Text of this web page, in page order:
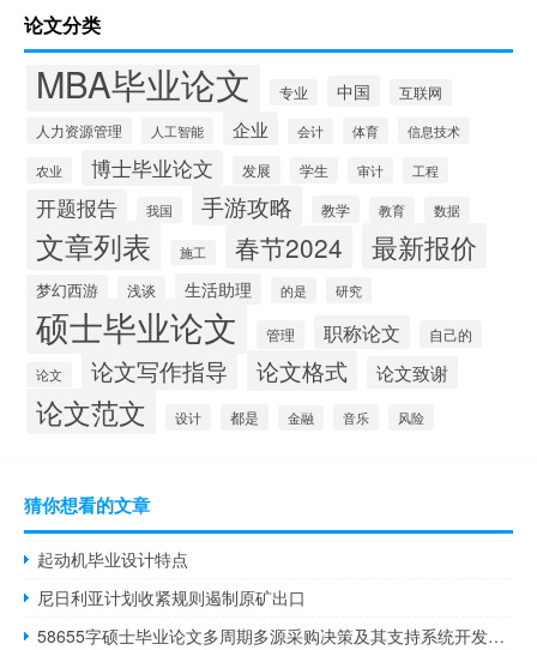
论文分类
MBA毕业论文 专业 中国
互联网
人力资源管理
人工智能 企业 会计 体育 信息技术
农业 博士毕业论文 发展 学生 审计 工程
开题报告 我国 手游攻略 教学 教育 数据
文章列表 施工 春节2024 最新报价
梦幻西游 浅谈 生活助理 的是 研究
硕士毕业论文 管理 职称论文 自己的
论文 论文写作指导 论文格式 论文致谢
论文范文 设计 都是 金融 音乐 风险
猜你想看的文章
起动机毕业设计特点
尼日利亚计划收紧规则遏制原矿出口
58655字硕士毕业论文多周期多源采购决策及其支持系统开发研究